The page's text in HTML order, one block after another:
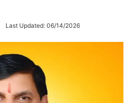
Last Updated: 06/14/2026